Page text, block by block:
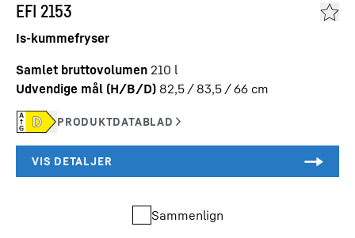
EFI 2153
Is-kummefryser
Samlet bruttovolumen 210 l
Udvendige mål (H/B/D) 82,5 / 83,5 / 66 cm
Sammenlign